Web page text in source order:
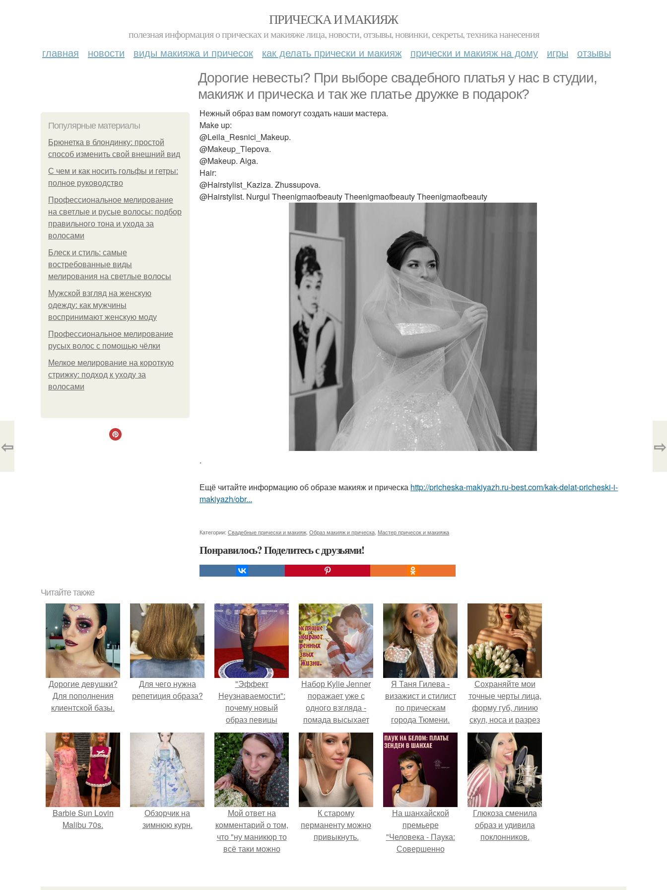
ПРИЧЕСКА И МАКИЯЖ
полезная информация о прическах и макияже лица, новости, отзывы, новинки, секреты, техника нанесения
главная новости виды макияжа и причесок как делать прически и макияж прически и макияж на дому игры отзывы
Дорогие невесты? При выборе свадебного платья у нас в студии,
макияж и прическа и так же платье дружке в подарок?
Популярные материалы
Брюнетка в блондинку: простой
способ изменить свой внешний вид
С чем и как носить гольфы и гетры:
полное руководство
Профессиональное мелирование
на светлые и русые волосы: подбор
правильного тона и ухода за
волосами
Блеск и стиль: самые
востребованные виды
мелирования на светлые волосы
Мужской взгляд на женскую
одежду: как мужчины
воспринимают женскую моду
Профессиональное мелирование
русых волос с помощью чёлки
Мелкое мелирование на короткую
стрижку: подход к уходу за
волосами
Нежный образ вам помогут создать наши мастера.
Make up:
@Leila_Resnici_Makeup.
@Makeup_Tlepova.
@Makeup. Aiga.
Hair:
@Hairstylist_Kaziza. Zhussupova.
@Hairstylist. Nurgul Theenigmaofbeauty Theenigmaofbeauty Theenigmaofbeauty
.
Ещё читайте информацию об образе макияж и прическа http://pricheska-makiyazh.ru-best.com/kak-delat-pricheski-i-
makiyazh/obr...
Категории: Свадебные прически и макияж Образ макияж и прическа Мастер причесок и макияжа
Понравилось? Поделитесь с друзьями!
⇦ ⇨
Читайте также
Дорогие девушки?
Для пополнения
клиентской базы.
Для чего нужна
репетиция образа?
"Эффект
Неузнаваемости":
почему новый
образ певицы
вызвал споры о
гранях
возможного?
Набор Kylie Jenner
поражает уже с
одного взгляда -
помада высыхает
всего за минуту и
сразу же
становится
матовой.
Я Таня Гилева -
визажист и стилист
по прическам
города Тюмени.
Сохраняйте мои
точные черты лица,
форму губ, линию
скул, носа и разрез
глаз.
Barbie Sun Lovin
Malibu 70s.
Обзорчик на
зимнюю курн.
Мой ответ на
комментарий о том,
что "ну маникюр то
всё таки можно
К старому
перманенту можно
привыкнуть.
На шанхайской
премьере
"Человека - Паука:
Совершенно
просто очередной
Глюкоза сменила
образ и удивила
поклонников.